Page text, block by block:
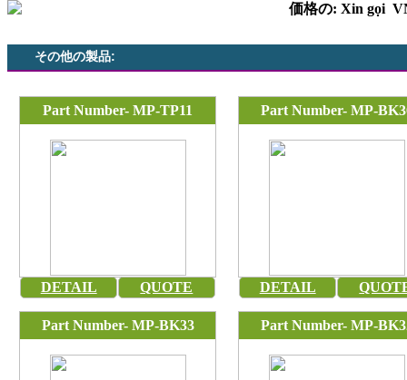
価格の: Xin gọi
その他の製品:
Part Number- MP-TP11
DETAIL QUOTE
Part Number- MP-
DETAIL
Part Number- MP-BK33 Part Number- MP-